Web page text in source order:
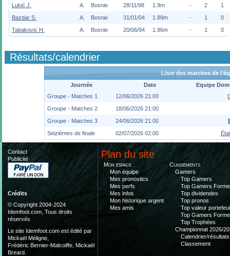
Lukić J.
A. Bosnie 28/11/98 1.9m - 2
1
Bazdar S.
A. Bosnie 31/01/04 1.89m - 1
0
Tabakovic H.
A. Bosnie 20/06/94 1.96m - 1 0
Résultats/calendrier
Liste des matches de
Journée
Date
Equipe
Groupe - Matches 1
12/06/2026 21:00
Groupe - Matches 2
18/06/2026 21:00
Groupe - Matches 3
24/06/2026 21:00
Seizièmes de finale
02/07/2026 02:00
Contact
Publicité
Crédits
© Copyright 2004-2024
Idemfoot.com, Tous droits
réservés
Le site Idemfoot.com est édité par
Mickaël Méligne,
Frédéric Bernier-Malcoiffe, Mickaël
Breard.
Plan du site
Mon espace
Mon équipe
Mes pronostics
Mes perfs
Mes infos
Mon historique argent
Mes amis
Classements
Gamers
Top Gamers
Top Gamers Forme
Top dividendes
Top pronos
Top valeur
Top Gamers Forme
Top Trophées
Championnat 2026/
Calendrier/résultats
Classement